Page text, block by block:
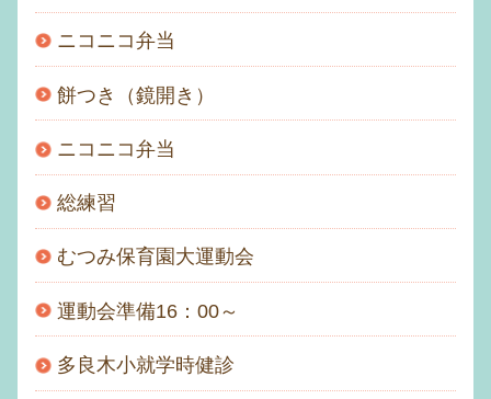
ニコニコ弁当
餅つき（鏡開き）
ニコニコ弁当
総練習
むつみ保育園大運動会
運動会準備16：00～
多良木小就学時健診